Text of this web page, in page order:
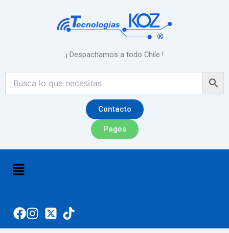
¡ Despachamos a todo Chile !
Contacto
Pagos
Menú